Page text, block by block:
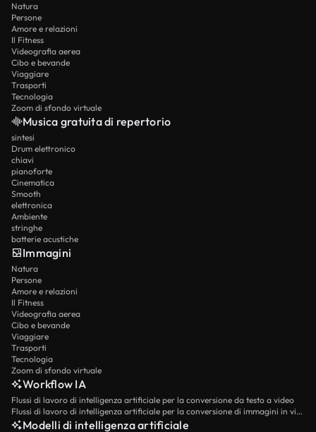
Natura
Persone
Amore e relazioni
Il Fitness
Videografia aerea
Cibo e bevande
Viaggiare
Trasporti
Tecnologia
Zoom di sfondo virtuale
Musica gratuita di repertorio
sintesi
Drum elettronico
chiavi
pianoforte
Cinematica
Smooth
elettronica
Ambiente
stringhe
batterie acustiche
Immagini
Natura
Persone
Amore e relazioni
Il Fitness
Videografia aerea
Cibo e bevande
Viaggiare
Trasporti
Tecnologia
Zoom di sfondo virtuale
Workflow IA
Flussi di lavoro di intelligenza artificiale per la conversione da testo a video
Flussi di lavoro di intelligenza artificiale per la conversione di immagini in video
Modelli di intelligenza artificiale